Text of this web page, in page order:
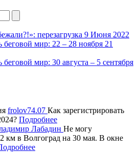
перезагрузка 9 Июня 2022
беговой мир: 22 – 28 ноября 21
беговой мир: 30 августа – 5 сентября
frolov74.07 Как зарегистрировать
Подробнее
Лабадин Не могу
км в Волгоград на 30 мая. В окне